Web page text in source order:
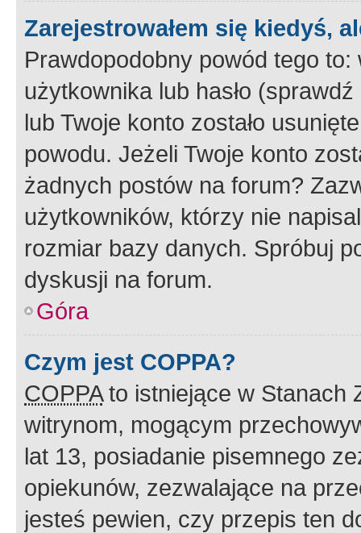
Zarejestrowałem się kiedyś,
Prawdopodobny powód tego to:
użytkownika lub hasło
lub Twoje konto zostało
powodu. Jeżeli Twoje konto
żadnych postów na forum?
użytkowników, którzy nie
rozmiar bazy danych. Spróbuj
dyskusji na forum.
Góra
Czym jest COPPA?
COPPAto istniejące w Stanach
witrynom, mogącym
lat 13, posiadanie pisemnego
opiekunów, zezwalające na
jesteś pewien, czy przepis ten